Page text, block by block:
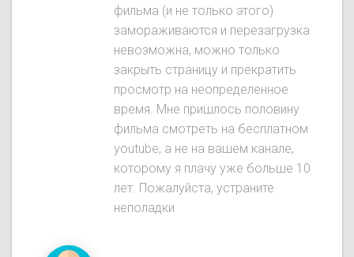
фильма (и не только этого)
замораживаются и перезагрузка
невозможна, можно только
закрыть страницу и прекратить
просмотр на неопределенное
время. Мне пришлось половину
фильма смотреть на бесплатном
youtube, а не на вашем канале,
которому я плачу уже больше 10
лет. Пожалуйста, устраните
неполадки